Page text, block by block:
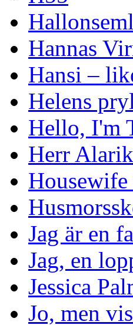
Hannas
Hansi –
Helens
Hello, I'm
Herr Alarik
Jag är en
Jag, en
Jessica
Jo, men